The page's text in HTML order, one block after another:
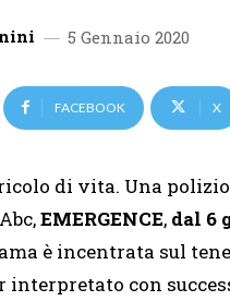
5 Gennaio 2020
FACEBOOK X
di vita. Una
EMERGENCE, dal 6
è incentrata sul
interpretato con